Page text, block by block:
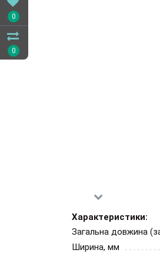
0
0
Характеристики:
Загальна довжина
Ширина, мм